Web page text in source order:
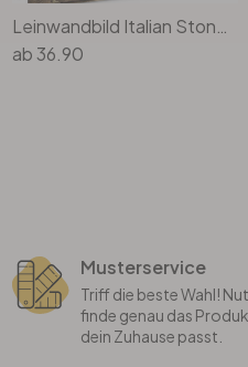
Leinwandbild Italian Stonewall
ab36.90
Musterservice
Triff die beste Wahl!
finde genau das
dein Zuhause passt.